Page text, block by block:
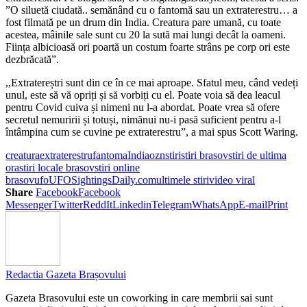
”O siluetă ciudată.. semănând cu o fantomă sau un extraterestru… a
fost filmată pe un drum din India. Creatura pare umană, cu toate
acestea, mâinile sale sunt cu 20 la sută mai lungi decât la oameni.
Ființa albicioasă ori poartă un costum foarte strâns pe corp ori este
dezbrăcată”.
,,Extratereștri sunt din ce în ce mai aproape. Sfatul meu, când vedeți
unul, este să vă opriți și să vorbiți cu el. Poate voia să dea leacul
pentru Covid cuiva și nimeni nu l-a abordat. Poate vrea să ofere
secretul nemuririi și totuși, nimănui nu-i pasă suficient pentru a-l
întâmpina cum se cuvine pe extraterestru”, a mai spus Scott Waring.
creaturaextraterestrufantomaIndiaoznstiristiri brasovstiri de ultima
orastiri locale brasovstiri online
brasovufoUFOSightingsDaily.comultimele stirivideo viral
Share FacebookFacebook
MessengerTwitterReddItLinkedinTelegramWhatsAppE-mailPrint
Redactia Gazeta Brașovului
Gazeta Brasovului este un coworking in care membrii sai sunt